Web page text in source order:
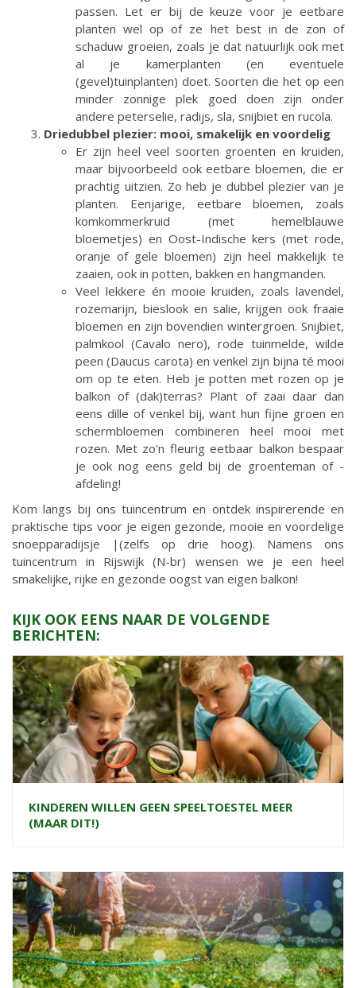
passen. Let er bij de keuze voor je eetbare
planten wel op of ze het best in de zon of
schaduw groeien, zoals je dat natuurlijk ook met
al je kamerplanten (en eventuele
(gevel)tuinplanten) doet. Soorten die het op een
minder zonnige plek goed doen zijn onder
andere peterselie, radijs, sla, snijbiet en rucola.
Driedubbel plezier: mooi, smakelijk en voordelig
Er zijn heel veel soorten groenten en kruiden,
maar bijvoorbeeld ook eetbare bloemen, die er
prachtig uitzien. Zo heb je dubbel plezier van je
planten. Eenjarige, eetbare bloemen, zoals
komkommerkruid (met hemelblauwe
bloemetjes) en Oost-Indische kers (met rode,
oranje of gele bloemen) zijn heel makkelijk te
zaaien, ook in potten, bakken en hangmanden.
Veel lekkere én mooie kruiden, zoals lavendel,
rozemarijn, bieslook en salie, krijgen ook fraaie
bloemen en zijn bovendien wintergroen. Snijbiet,
palmkool (Cavalo nero), rode tuinmelde, wilde
peen (Daucus carota) en venkel zijn bijna té mooi
om op te eten. Heb je potten met rozen op je
balkon of (dak)terras? Plant of zaai daar dan
eens dille of venkel bij, want hun fijne groen en
schermbloemen combineren heel mooi met
rozen. Met zo'n fleurig eetbaar balkon bespaar
je ook nog eens geld bij de groenteman of -
afdeling!
Kom langs bij ons tuincentrum en ontdek inspirerende en
praktische tips voor je eigen gezonde, mooie en voordelige
snoepparadijsje |(zelfs op drie hoog). Namens ons
tuincentrum in Rijswijk (N-br) wensen we je een heel
smakelijke, rijke en gezonde oogst van eigen balkon!
KIJK OOK EENS NAAR DE VOLGENDE
BERICHTEN:
KINDEREN WILLEN GEEN SPEELTOESTEL MEER
(MAAR DIT!)